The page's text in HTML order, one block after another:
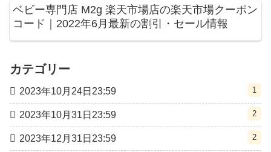
ベビー専門店 M2g 楽天市場店の楽天市場クーポン
コード｜2022年6月最新の割引・セール情報
カテゴリー
2023年10月24日23:59 1
2023年10月31日23:59 2
2023年12月31日23:59 2